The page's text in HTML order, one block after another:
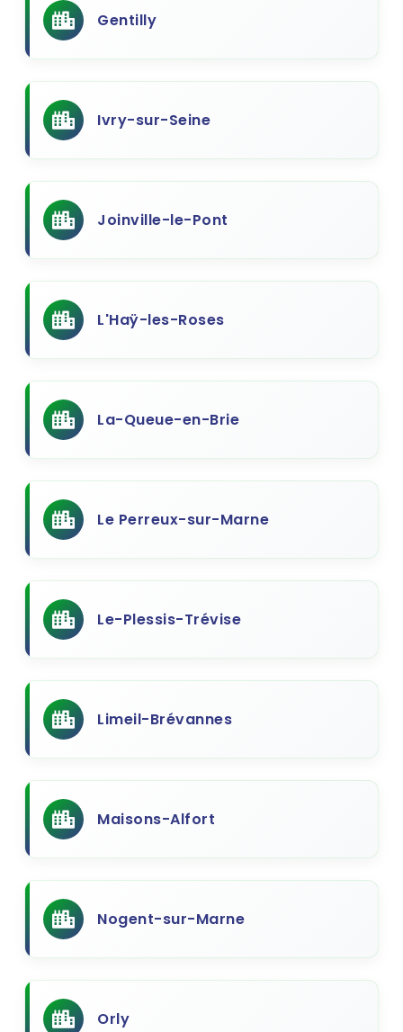
Gentilly
Ivry-sur-Seine
Joinville-le-Pont
L'Haÿ-les-Roses
La-Queue-en-Brie
Le Perreux-sur-Marne
Le-Plessis-Trévise
Limeil-Brévannes
Maisons-Alfort
Nogent-sur-Marne
Orly